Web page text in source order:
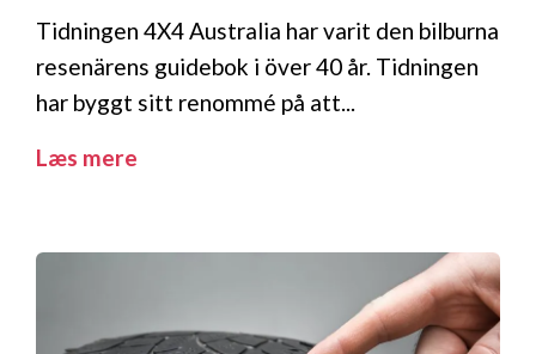
Tidningen 4X4 Australia har varit den bilburna
resenärens guidebok i över 40 år. Tidningen
har byggt sitt renommé på att...
Læs mere